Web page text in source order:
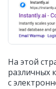
На этой
различных
с